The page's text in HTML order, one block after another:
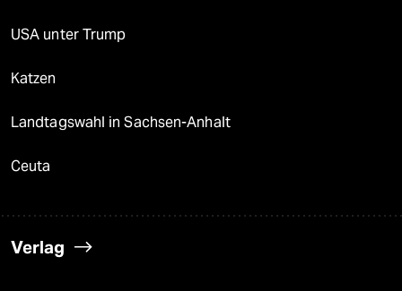
USA unter Trump
Katzen
Landtagswahl in Sachsen-Anhalt
Ceuta
Verlag